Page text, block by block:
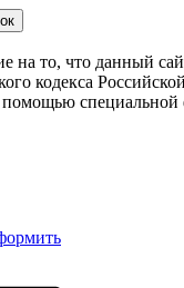
на то, что данный
кодекса